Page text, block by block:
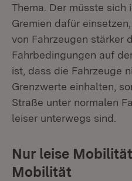
Thema. Der müsste sich
Gremien dafür
von Fahrzeugen stärker
Fahrbedingungen auf
ist, dass die Fahrzeuge
Grenzwerte einhalten,
Straße unter normalen
leiser unterwegs sind.
Nur leise
Mobilität